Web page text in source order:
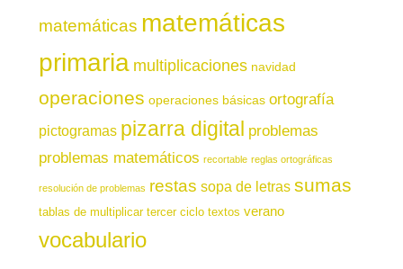
matemáticas matemáticas
primaria multiplicaciones navidad
operaciones operaciones básicas ortografía
pictogramas pizarra digital problemas
problemas matemáticos recortable reglas ortográficas
resolución de problemas restas sopa de letras sumas
tablas de multiplicar tercer ciclo textos verano
vocabulario